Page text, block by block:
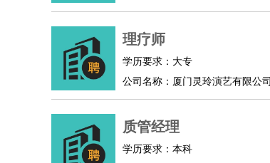
理疗师
学历要求：大专
公司名称：厦门灵玲演艺有限公司
质管经理
学历要求：本科